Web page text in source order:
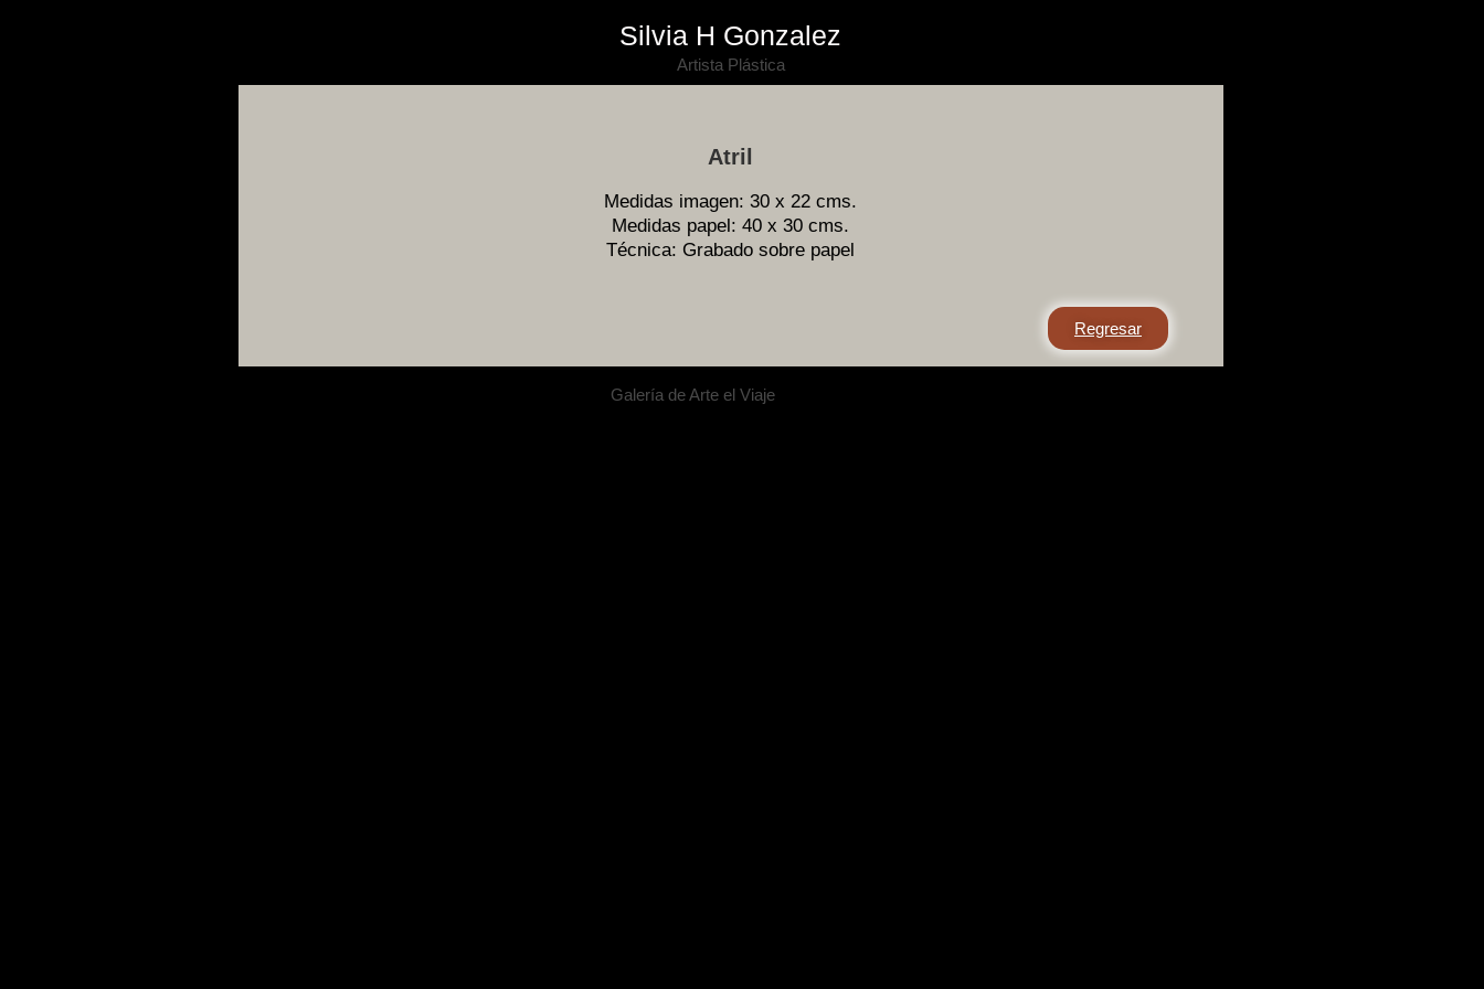
Silvia H Gonzalez
Artista Plástica
Atril
Medidas imagen: 30 x 22 cms.
Medidas papel: 40 x 30 cms.
Técnica: Grabado sobre papel
Regresar
Galería de Arte el Viaje